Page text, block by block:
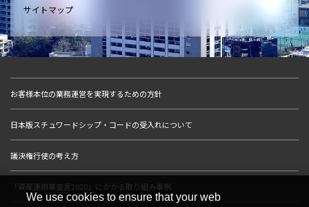
サイトマップ
お客様本位の業務運営を実現するための方針
日本版スチュワードシップ・コードの受入れについて
議決権行使の考え方
「資産運用業宣言2020」にかかる取り組み事例
We use cookies to ensure that your web